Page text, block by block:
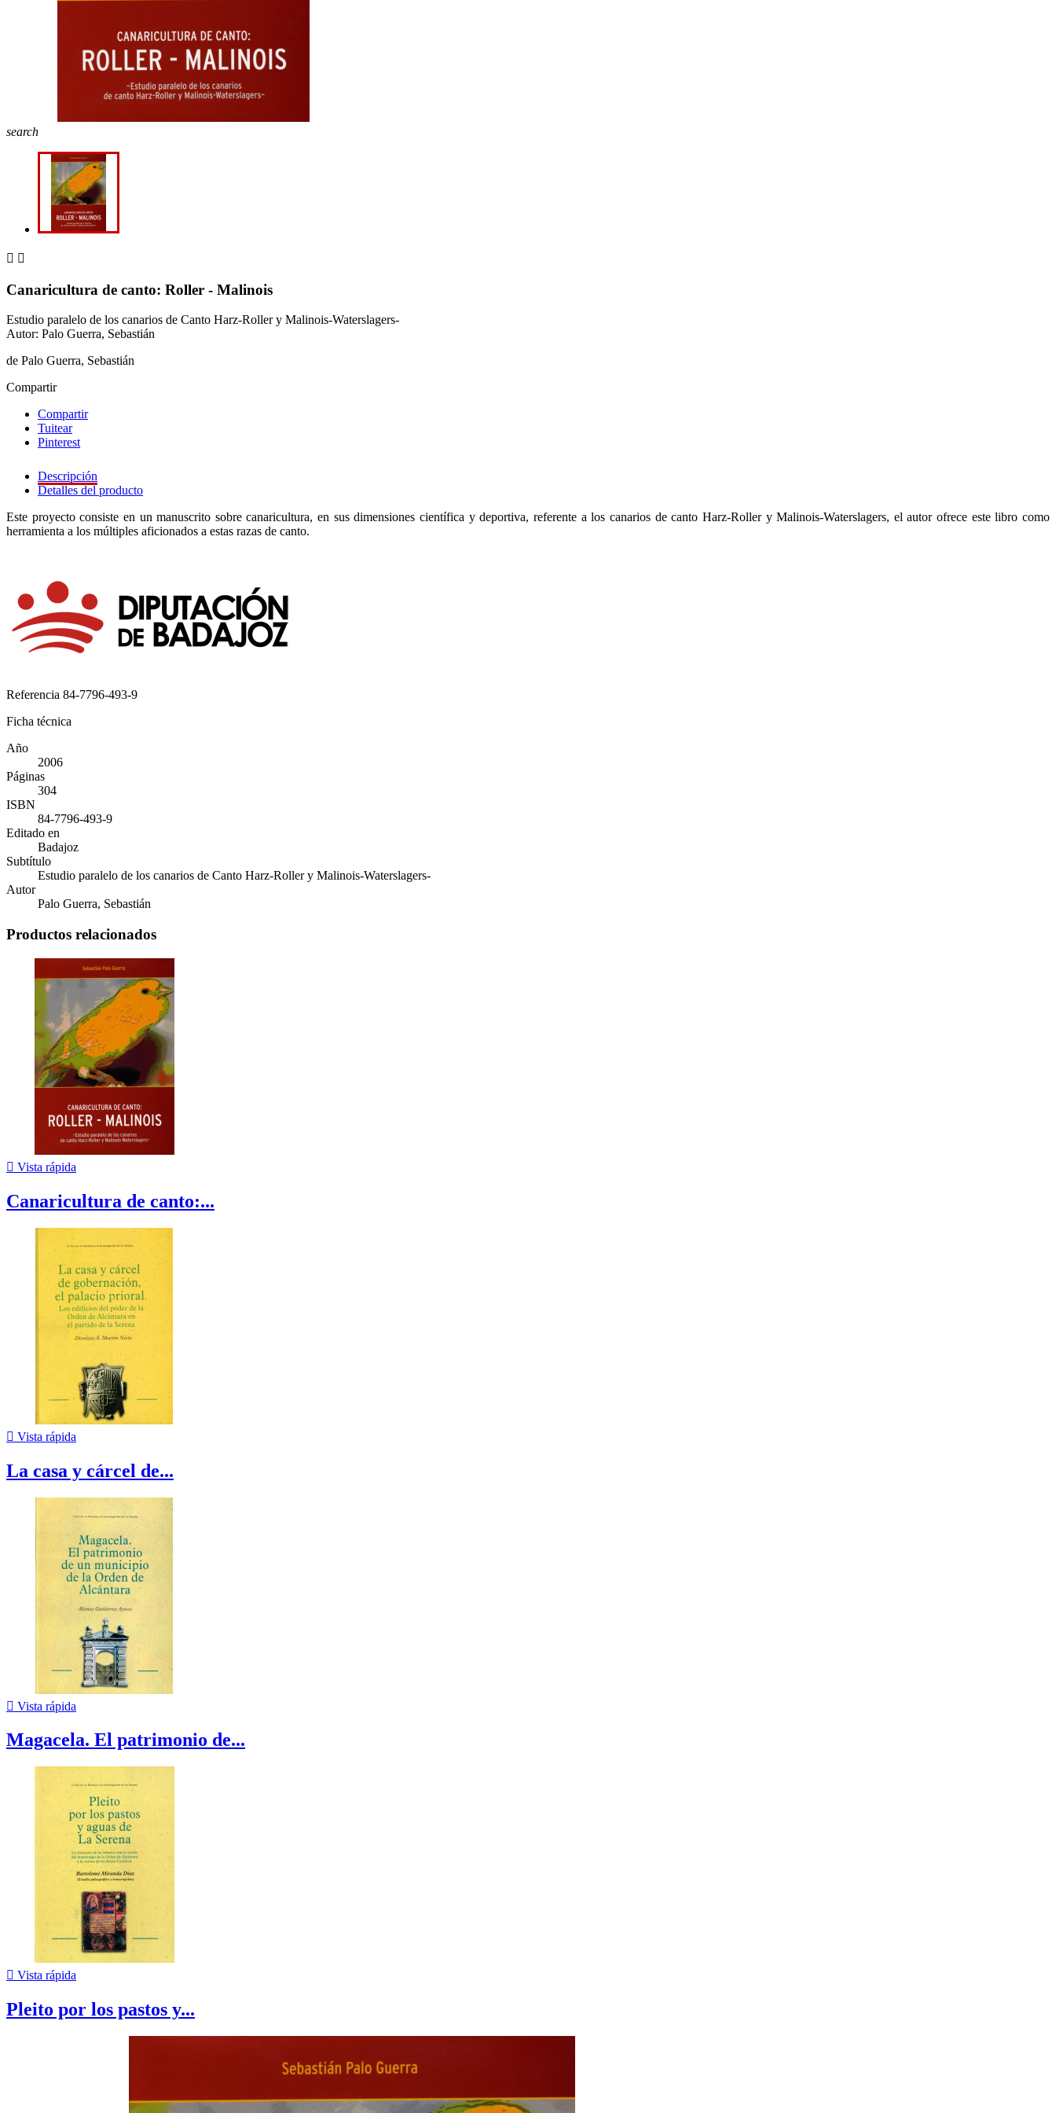
search
 
Canaricultura de canto: Roller - Malinois
Estudio paralelo de los canarios de Canto Harz-Roller y Malinois-Waterslagers-
Autor: Palo Guerra, Sebastián
de Palo Guerra, Sebastián
Compartir
Compartir
Tuitear
Pinterest
Descripción
Detalles del producto
Este proyecto consiste en un manuscrito sobre canaricultura, en sus dimensiones científica y deportiva, referente a los canarios de canto Harz-Roller y Malinois-Waterslagers, el autor ofrece este libro como
herramienta a los múltiples aficionados a estas razas de canto.
Referencia 84-7796-493-9
Ficha técnica
Año
2006
Páginas
304
ISBN
84-7796-493-9
Editado en
Badajoz
Subtítulo
Estudio paralelo de los canarios de Canto Harz-Roller y Malinois-Waterslagers-
Autor
Palo Guerra, Sebastián
Productos relacionados
 Vista rápida
Canaricultura de canto:...
 Vista rápida
La casa y cárcel de...
 Vista rápida
Magacela. El patrimonio de...
 Vista rápida
Pleito por los pastos y...